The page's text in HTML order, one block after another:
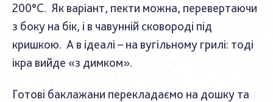
200°С. Як варіант, пекти можна, перевертаючи
з боку на бік, і в чавунній сковороді під
кришкою. А в ідеалі – на вугільному грилі: тоді
ікра вийде «з димком».
Готові баклажани перекладаємо на дошку та